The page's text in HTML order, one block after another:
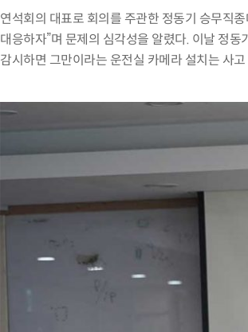
연석회의 대표로 회의를 주관한 정동기 승무직
대응하자”며 문제의 심각성을 알렸다. 이날 정동
감시하면 그만이라는 운전실 카메라 설치는 사